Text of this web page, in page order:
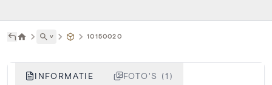
˅ 10150020
INFORMATIE FOTO'S (1)